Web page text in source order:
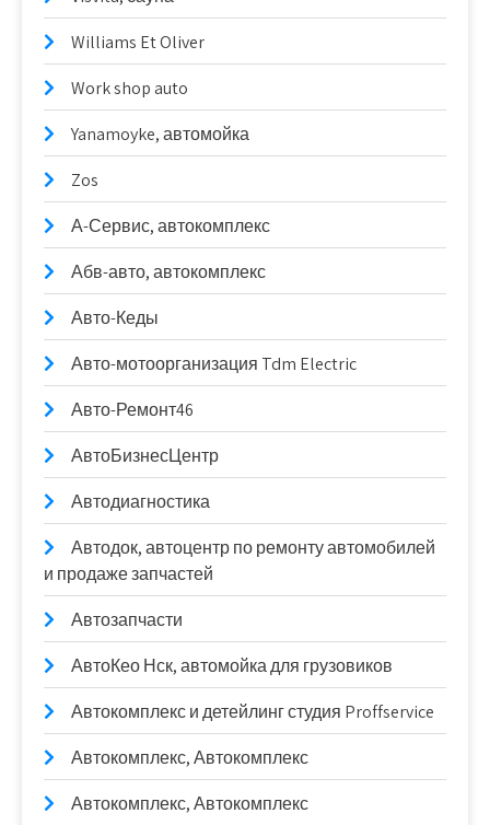
Williams Et Oliver
Work shop auto
Yanamoyke, автомойка
Zos
А-Сервис, автокомплекс
Абв-авто, автокомплекс
Авто-Кеды
Авто-мотоорганизация Tdm Electric
Авто-Ремонт46
АвтоБизнесЦентр
Автодиагностика
Автодок, автоцентр по ремонту автомобилей
и продаже запчастей
Автозапчасти
АвтоКео Нск, автомойка для грузовиков
Автокомплекс и детейлинг студия Proffservice
Автокомплекс, Автокомплекс
Автокомплекс, Автокомплекс